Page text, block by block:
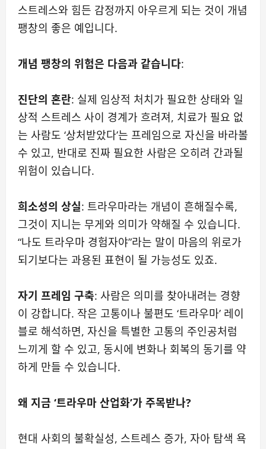
스트레스와 힘든 감정까지 아우르게 되는 것이 개념
팽창의 좋은 예입니다.
개념 팽창의 위험은 다음과 같습니다:
진단의 혼란: 실제 임상적 처치가 필요한 상태와 일
상적 스트레스 사이 경계가 흐려져, 치료가 필요 없
는 사람도 ‘상처받았다’는 프레임으로 자신을 바라볼
수 있고, 반대로 진짜 필요한 사람은 오히려 간과될
위험이 있습니다.
희소성의 상실: 트라우마라는 개념이 흔해질수록,
그것이 지니는 무게와 의미가 약해질 수 있습니다.
“나도 트라우마 경험자야”라는 말이 마음의 위로가
되기보다는 과용된 표현이 될 가능성도 있죠.
자기 프레임 구축: 사람은 의미를 찾아내려는 경향
이 강합니다. 작은 고통이나 불편도 ‘트라우마’ 레이
블로 해석하면, 자신을 특별한 고통의 주인공처럼
느끼게 할 수 있고, 동시에 변화나 회복의 동기를 약
하게 만들 수 있습니다.
왜 지금 ‘트라우마 산업화’가 주목받나?
현대 사회의 불확실성, 스트레스 증가, 자아 탐색 욕